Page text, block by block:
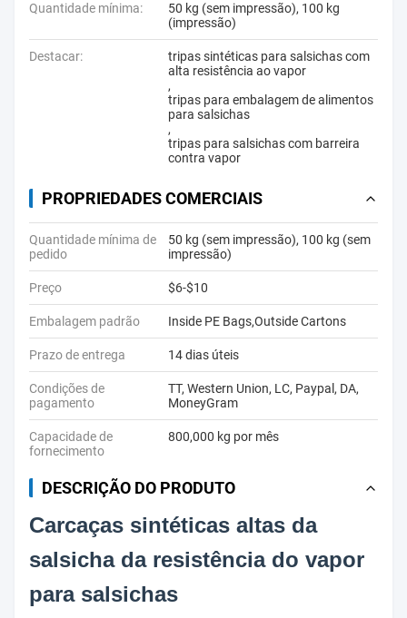
Quantidade mínima:
50 kg (sem impressão), 100 kg
(impressão)
Destacar:
tripas sintéticas para salsichas com
alta resistência ao vapor
,
tripas para embalagem de alimentos
para salsichas
,
tripas para salsichas com barreira
contra vapor
PROPRIEDADES COMERCIAIS
Quantidade mínima de
pedido
50 kg (sem impressão), 100 kg (sem
impressão)
Preço $6-$10
Embalagem padrão Inside PE Bags,Outside Cartons
Prazo de entrega 14 dias úteis
Condições de
pagamento
TT, Western Union, LC, Paypal, DA,
MoneyGram
Capacidade de
fornecimento
800,000 kg por mês
DESCRIÇÃO DO PRODUTO
Carcaças sintéticas altas da
salsicha da resistência do vapor
para salsichas